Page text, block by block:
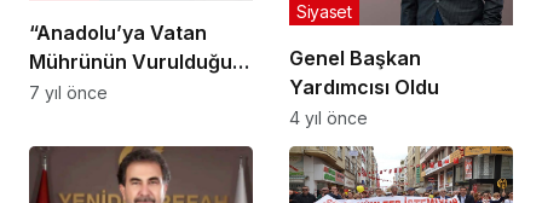
“Anadolu’ya Vatan
Mührünün Vurulduğu
Zaferdir”
7 yıl önce
Genel Başkan
Yardımcısı Oldu
Siyaset
4 yıl önce